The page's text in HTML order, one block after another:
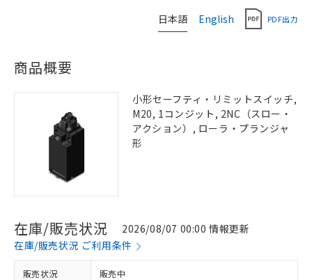
日本語 English PDF出力
商品概要
小形セーフティ・リミットスイッチ,
M20, 1コンジット, 2NC（スロー・
アクション）, ローラ・プランジャ
形
在庫/販売状況
2026/08/07 00:00 情報更新
在庫/販売状況 ご利用条件
販売状況 販売中